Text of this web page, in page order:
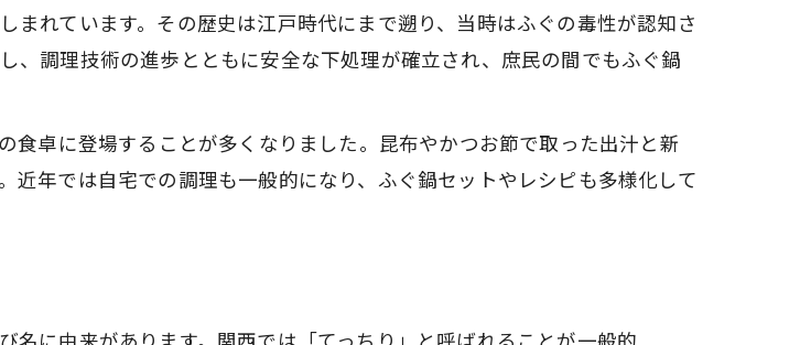
れています。その歴史は江戸時代にまで遡り、当時はふぐの毒性が認知さ
、調理技術の進歩とともに安全な下処理が確立され、庶民の間でもふぐ鍋
食卓に登場することが多くなりました。昆布やかつお節で取った出汁と新
年では自宅での調理も一般的になり、ふぐ鍋セットやレシピも多様化して